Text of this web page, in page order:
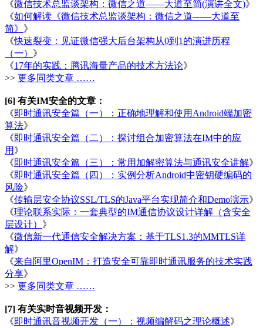
《微信技术总监谈架构：微信之道——大道至简(演讲全文)》
《如何解读《微信技术总监谈架构：微信之道——大道至
简》 》
《快速裂变：见证微信强大后台架构从0到1的演进历程
（一） 》
《17年的实践：腾讯海量产品的技术方法论》
>> 更多同类文章 ……
[6] 有关IM安全的文章：
《即时通讯安全篇（一）：正确地理解和使用Android端加密
算法》
《即时通讯安全篇（二）：探讨组合加密算法在IM中的应
用 》
《即时通讯安全篇（三）：常用加解密算法与通讯安全讲解》
《即时通讯安全篇（四）：实例分析Android中密钥硬编码的
风险》
《传输层安全协议SSL/TLS的Java平台实现简介和Demo演示》
《理论联系实际：一套典型的IM通信协议设计详解（含安全
层设计） 》
《微信新一代通信安全解决方案：基于TLS1.3的MMTLS详
解》
《来自阿里OpenIM：打造安全可靠即时通讯服务的技术实践
分享》
>> 更多同类文章 ……
[7] 有关实时音视频开发：
《即时通讯音视频开发（一）：视频编解码之理论概述》